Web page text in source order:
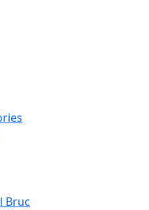
Bruc